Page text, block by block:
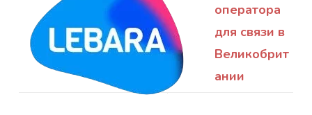
оператора
для связи в
Великобрит
ании